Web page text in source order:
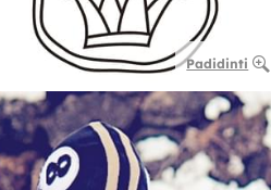
Padidinti